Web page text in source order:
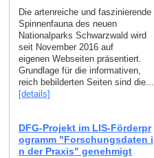
Die artenreiche und faszinierende
Spinnenfauna des neuen
Nationalparks Schwarzwald wird
seit November 2016 auf
eigenen Webseiten präsentiert.
Grundlage für die informativen,
reich bebilderten Seiten sind die...
[details]
DFG-Projekt im LIS-Förderpr
ogramm "Forschungsdaten i
n der Praxis" genehmigt